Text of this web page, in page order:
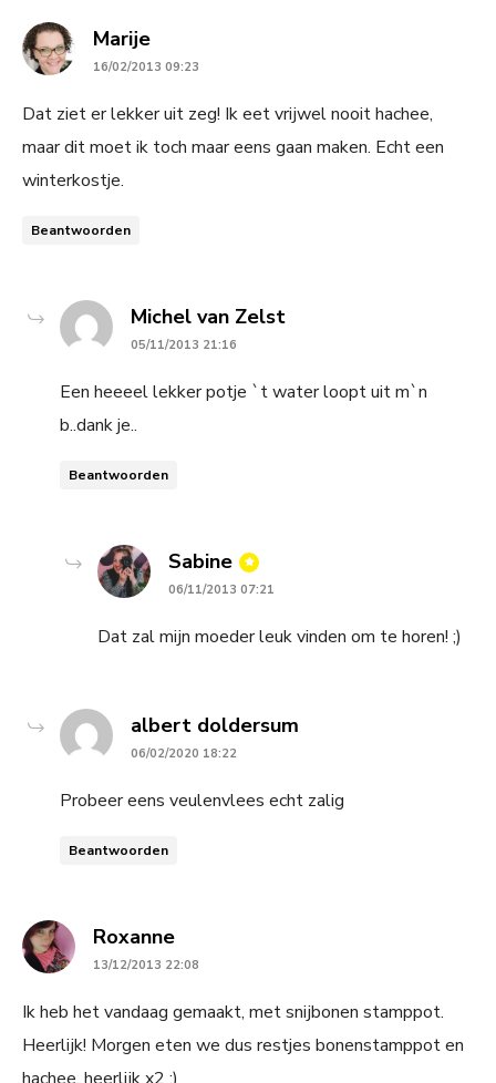
Marijesays:
16/02/2013 09:23
Dat ziet er lekker uit zeg! Ik eet vrijwel nooit hachee,
maar dit moet ik toch maar eens gaan maken. Echt een
winterkostje.
Beantwoorden
Michel van Zelstsays:
05/11/2013 21:16
Een heeeel lekker potje `t water loopt uit m`n
b..dank je..
Beantwoorden
Sabine says:
06/11/2013 07:21
Dat zal mijn moeder leuk vinden om te horen! ;)
albert doldersum
06/02/2020 18:22
Probeer eens veulenvlees echt zalig
Beantwoorden
Roxannesays:
13/12/2013 22:08
Ik heb het vandaag gemaakt, met snijbonen stamppot.
Heerlijk! Morgen eten we dus restjes bonenstamppot en